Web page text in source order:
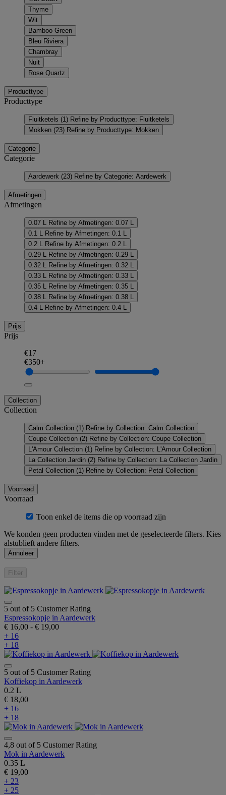
Thyme
Wit
Bamboo Green
Bleu Riviera
Chambray
Nuit
Rose Quartz
Producttype
Producttype
Fluitketels (1) Refine by Producttype: Fluitketels
Mokken (23) Refine by Producttype: Mokken
Categorie
Categorie
Aardewerk (23) Refine by Categorie: Aardewerk
Afmetingen
Afmetingen
0.07 L
Refine by Afmetingen: 0.07 L
0.1 L
Refine by Afmetingen: 0.1 L
0.2 L
Refine by Afmetingen: 0.2 L
0.29 L
Refine by Afmetingen: 0.29 L
0.32 L
Refine by Afmetingen: 0.32 L
0.33 L
Refine by Afmetingen: 0.33 L
0.35 L
Refine by Afmetingen: 0.35 L
0.38 L
Refine by Afmetingen: 0.38 L
0.4 L
Refine by Afmetingen: 0.4 L
Prijs
Prijs
€17
€350+
Collection
Collection
Calm Collection (1) Refine by Collection: Calm Collection
Coupe Collection (2) Refine by Collection: Coupe Collection
L'Amour Collection (1) Refine by Collection: L'Amour Collection
La Collection Jardin (2) Refine by Collection: La Collection Jardin
Petal Collection (1) Refine by Collection: Petal Collection
Voorraad
Voorraad
Toon enkel de items die op voorraad zijn
We konden geen producten vinden met de geselecteerde filters. Kies
alstublieft andere filters.
Annuleer
Filter
5 out of 5 Customer Rating
Espressokopje in Aardewerk
€ 16,00 - € 19,00
+ 16
+ 18
5 out of 5 Customer Rating
Koffiekop in Aardewerk
0.2 L
€ 18,00
+ 16
+ 18
4,8 out of 5 Customer Rating
Mok in Aardewerk
0.35 L
€ 19,00
+ 23
+ 25